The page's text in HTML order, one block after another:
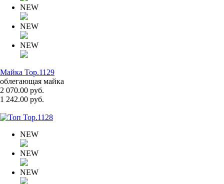
NEW
NEW
NEW
Майка Top.1129
облегающая майка
2 070.00 руб.
1 242.00 руб.
NEW
NEW
NEW